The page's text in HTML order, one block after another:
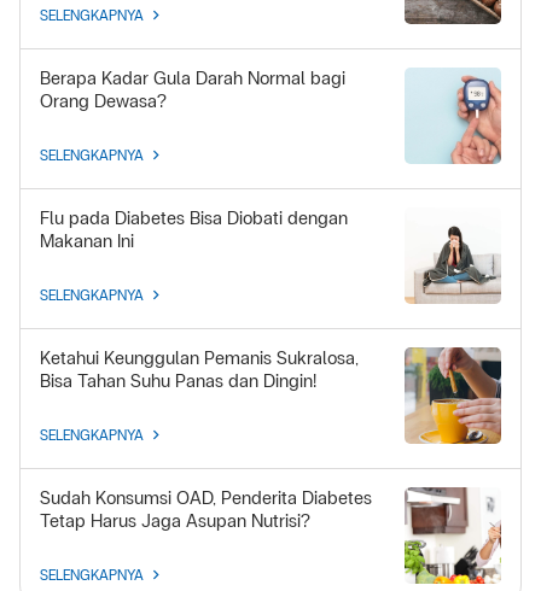
SELENGKAPNYA
Berapa Kadar Gula Darah Normal bagi
Orang Dewasa?
SELENGKAPNYA
Flu pada Diabetes Bisa Diobati dengan
Makanan Ini
SELENGKAPNYA
Ketahui Keunggulan Pemanis Sukralosa,
Bisa Tahan Suhu Panas dan Dingin!
SELENGKAPNYA
Sudah Konsumsi OAD, Penderita Diabetes
Tetap Harus Jaga Asupan Nutrisi?
SELENGKAPNYA